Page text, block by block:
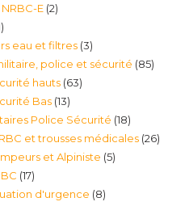
produits
E 22
1
produit
eau et filtres 33
produits
police et sécurité 8585
hauts 6363
Bas 1313
produits
Police Sécurité 1818
produits
et trousses médicales 2626
et Alpiniste 55
1717
produits
d'urgence 88